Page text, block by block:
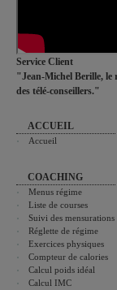
Service Client
"Jean-Michel Berille, le
des télé-conseillers."
ACCUEIL
Accueil
COACHING
Menus régime
Liste de courses
Suivi des mensurations
Réglette de régime
Exercices physiques
Compteur de calories
Calcul poids idéal
Calcul IMC